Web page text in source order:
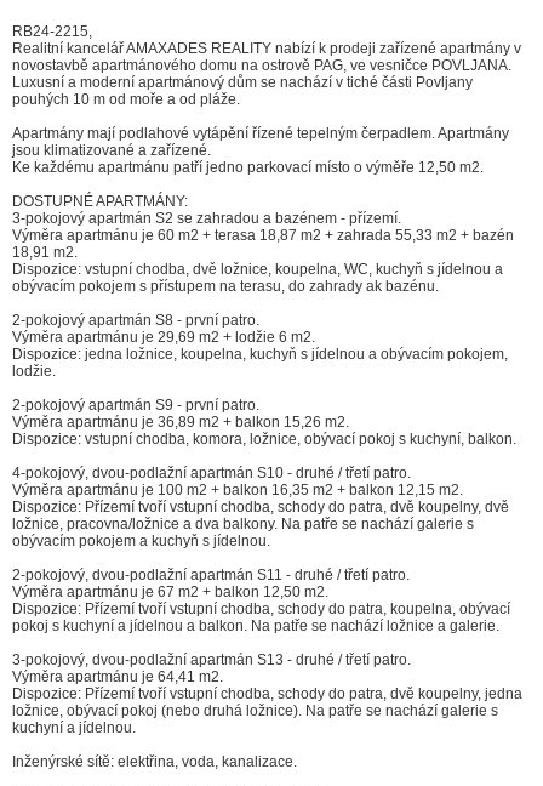
RB24-2215,
Realitní kancelář AMAXADES REALITY nabízí k prodeji zařízené apartmány v
novostavbě apartmánového domu na ostrově PAG, ve vesničce POVLJANA.
Luxusní a moderní apartmánový dům se nachází v tiché části Povljany
pouhých 10 m od moře a od pláže.
Apartmány mají podlahové vytápění řízené tepelným čerpadlem. Apartmány
jsou klimatizované a zařízené.
Ke každému apartmánu patří jedno parkovací místo o výměře 12,50 m2.
DOSTUPNÉ APARTMÁNY:
3-pokojový apartmán S2 se zahradou a bazénem - přízemí.
Výměra apartmánu je 60 m2 + terasa 18,87 m2 + zahrada 55,33 m2 + bazén
18,91 m2.
Dispozice: vstupní chodba, dvě ložnice, koupelna, WC, kuchyň s jídelnou a
obývacím pokojem s přístupem na terasu, do zahrady ak bazénu.
2-pokojový apartmán S8 - první patro.
Výměra apartmánu je 29,69 m2 + lodžie 6 m2.
Dispozice: jedna ložnice, koupelna, kuchyň s jídelnou a obývacím pokojem,
lodžie.
2-pokojový apartmán S9 - první patro.
Výměra apartmánu je 36,89 m2 + balkon 15,26 m2.
Dispozice: vstupní chodba, komora, ložnice, obývací pokoj s kuchyní, balkon.
4-pokojový, dvou-podlažní apartmán S10 - druhé / třetí patro.
Výměra apartmánu je 100 m2 + balkon 16,35 m2 + balkon 12,15 m2.
Dispozice: Přízemí tvoří vstupní chodba, schody do patra, dvě koupelny, dvě
ložnice, pracovna/ložnice a dva balkony. Na patře se nachází galerie s
obývacím pokojem a kuchyň s jídelnou.
2-pokojový, dvou-podlažní apartmán S11 - druhé / třetí patro.
Výměra apartmánu je 67 m2 + balkon 12,50 m2.
Dispozice: Přízemí tvoří vstupní chodba, schody do patra, koupelna, obývací
pokoj s kuchyní a jídelnou a balkon. Na patře se nachází ložnice a galerie.
3-pokojový, dvou-podlažní apartmán S13 - druhé / třetí patro.
Výměra apartmánu je 64,41 m2.
Dispozice: Přízemí tvoří vstupní chodba, schody do patra, dvě koupelny, jedna
ložnice, obývací pokoj (nebo druhá ložnice). Na patře se nachází galerie s
kuchyní a jídelnou.
Inženýrské sítě: elektřina, voda, kanalizace.